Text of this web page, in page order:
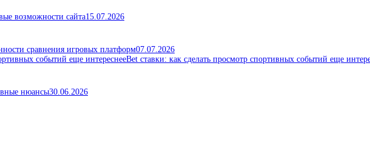
возможности сайта15.07.2026
сравнения игровых платформ07.07.2026
Bet ставки: как сделать просмотр спортивных событий еще
нюансы30.06.2026